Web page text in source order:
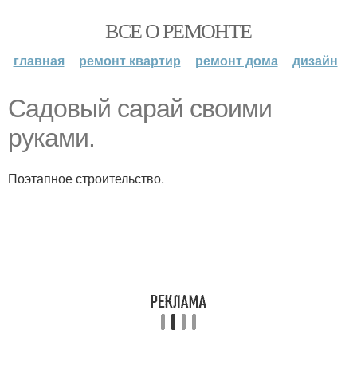
ВСЕ О РЕМОНТЕ
главная ремонт квартир ремонт дома дизайн
Cадовый сарай своими
руками.
Поэтапное строительство.